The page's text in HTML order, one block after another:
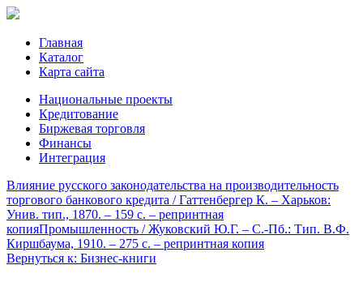
Главная
Каталог
Карта сайта
Национальные проекты
Кредитование
Биржевая торговля
Финансы
Интеграция
Влияние русского законодательства на производительность
торгового банкового кредита / Гаттенбергер К. – Харьков:
Унив. тип., 1870. – 159 с. – репринтная
копияПромышленность / Жуковский Ю.Г. – С.-Пб.: Тип. В.Ф.
Киршбаума, 1910. – 275 c. – репринтная копия
Вернуться к: Бизнес-книги